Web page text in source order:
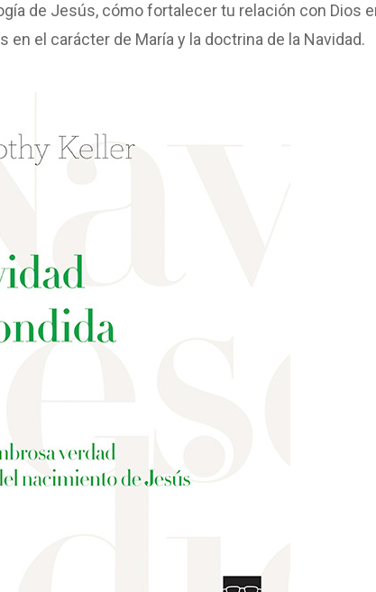
de Jesús, cómo fortalecer tu relación con Dios
el carácter de María y la doctrina de la Navidad.